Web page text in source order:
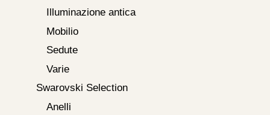
Illuminazione antica
Mobilio
Sedute
Varie
Swarovski Selection
Anelli